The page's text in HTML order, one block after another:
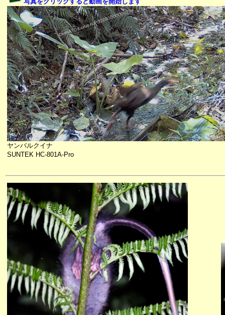
ヤンバルクイナ
SUNTEK HC-801A-Pro